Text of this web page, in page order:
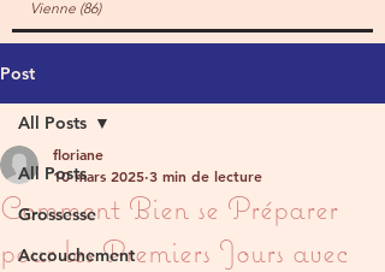
Vienne (86)
Post
All Posts
Grossesse
Accouchement
All Posts
Comment Bien se Préparer
pour les Premiers Jours avec
floriane
10 mars 2025 3 min de lecture